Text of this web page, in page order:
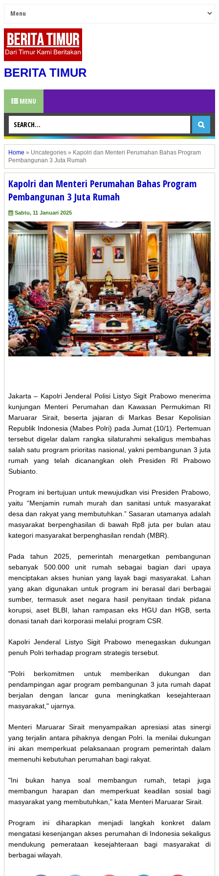
BERITA TIMUR
MENU
Home » Uncategories » Kapolri dan Menteri Perumahan Bahas Program
Pembangunan 3 Juta Rumah
Kapolri dan Menteri Perumahan Bahas Program
Pembangunan 3 Juta Rumah
Sabtu, 11 Januari 2025
Jakarta – Kapolri Jenderal Polisi Listyo Sigit Prabowo menerima
kunjungan Menteri Perumahan dan Kawasan Permukiman RI
Maruarar Sirait, beserta jajaran di Markas Besar Kepolisian
Republik Indonesia (Mabes Polri) pada Jumat (10/1). Pertemuan
tersebut digelar dalam rangka silaturahmi sekaligus membahas
salah satu program prioritas nasional, yakni pembangunan 3 juta
rumah yang telah dicanangkan oleh Presiden RI Prabowo
Subianto.
Program ini bertujuan untuk mewujudkan visi Presiden Prabowo,
yaitu “Menjamin rumah murah dan sanitasi untuk masyarakat
desa dan rakyat yang membutuhkan.” Sasaran utamanya adalah
masyarakat berpenghasilan di bawah Rp8 juta per bulan atau
kategori masyarakat berpenghasilan rendah (MBR).
Pada tahun 2025, pemerintah menargetkan pembangunan
sebanyak 500.000 unit rumah sebagai bagian dari upaya
menciptakan akses hunian yang layak bagi masyarakat. Lahan
yang akan digunakan untuk program ini berasal dari berbagai
sumber, termasuk aset negara hasil penyitaan tindak pidana
korupsi, aset BLBI, lahan rampasan eks HGU dan HGB, serta
donasi tanah dari korporasi melalui program CSR.
Kapolri Jenderal Listyo Sigit Prabowo menegaskan dukungan
penuh Polri terhadap program strategis tersebut.
"Polri berkomitmen untuk memberikan dukungan dan
pendampingan agar program pembangunan 3 juta rumah dapat
berjalan dengan lancar guna meningkatkan kesejahteraan
masyarakat," ujarnya.
Menteri Maruarar Sirait menyampaikan apresiasi atas sinergi
yang terjalin antara pihaknya dengan Polri. Ia menilai dukungan
ini akan memperkuat pelaksanaan program pemerintah dalam
memenuhi kebutuhan perumahan bagi rakyat.
"Ini bukan hanya soal membangun rumah, tetapi juga
membangun harapan dan memperkuat keadilan sosial bagi
masyarakat yang membutuhkan," kata Menteri Maruarar Sirait.
Program ini diharapkan menjadi langkah konkret dalam
mengatasi kesenjangan akses perumahan di Indonesia sekaligus
mendukung pemerataan kesejahteraan bagi masyarakat di
berbagai wilayah.